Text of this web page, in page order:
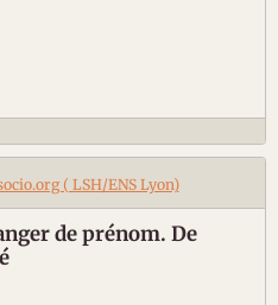
( LSH/ENS Lyon)
de prénom. De